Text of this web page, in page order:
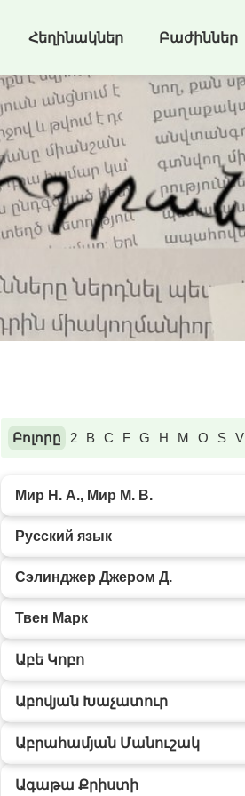
Հեղինակներ Բաժիններ
Բոլորը 2 B C F G H M O S V
Мир Н. А., Мир М. В.
Русский язык
Сэлинджер Джером Д.
Твен Марк
Աբե Կոբո
Աբովյան Խաչատուր
Աբրահամյան Մանուշակ
Ագաթա Քրիստի